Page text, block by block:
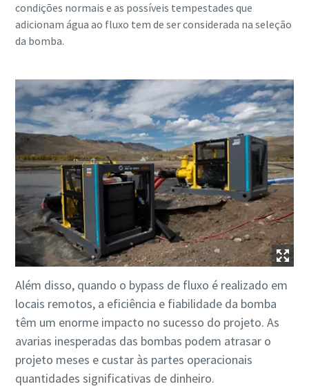
condições normais e as possíveis tempestades que
adicionam água ao fluxo tem de ser considerada na seleção
da bomba.
Além disso, quando o bypass de fluxo é realizado em
locais remotos, a eficiência e fiabilidade da bomba
têm um enorme impacto no sucesso do projeto. As
avarias inesperadas das bombas podem atrasar o
projeto meses e custar às partes operacionais
quantidades significativas de dinheiro.